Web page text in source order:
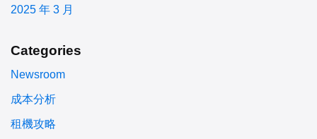
2025 年 3 月
Categories
Newsroom
成本分析
租機攻略